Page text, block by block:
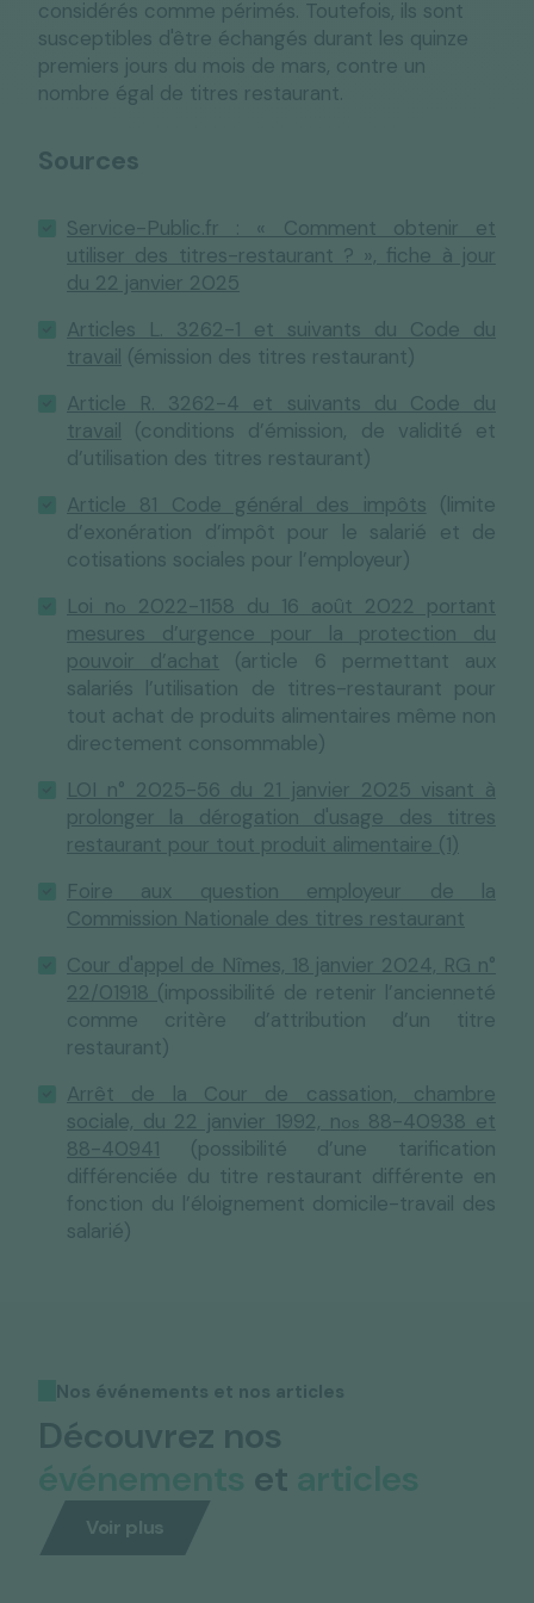
considérés comme périmés. Toutefois, ils sont
susceptibles d'être échangés durant les quinze
premiers jours du mois de mars, contre un
nombre égal de titres restaurant.
Sources
Service-Public.fr : « Comment obtenir et
utiliser des titres-restaurant ? », fiche à jour
du 22 janvier 2025
Articles L. 3262-1 et suivants du Code du
travail (émission des titres restaurant)
Article R. 3262-4 et suivants du Code du
travail (conditions d’émission, de validité et
d’utilisation des titres restaurant)
Article 81 Code général des impôts (limite
d’exonération d’impôt pour le salarié et de
cotisations sociales pour l’employeur)
Loi no
2022-1158 du 16 août 2022 portant
mesures d’urgence pour la protection du
pouvoir d’achat (article 6 permettant aux
salariés l’utilisation de titres-restaurant pour
tout achat de produits alimentaires même non
directement consommable)
LOI n° 2025-56 du 21 janvier 2025 visant à
prolonger la dérogation d'usage des titres
restaurant pour tout produit alimentaire (1)
Foire aux question employeur de la
Commission Nationale des titres restaurant
Cour d'appel de Nîmes, 18 janvier 2024, RG n°
22/01918 (impossibilité de retenir l’ancienneté
comme critère d’attribution d’un titre
restaurant)
Arrêt de la Cour de cassation, chambre
sociale, du 22 janvier 1992, nos
88-40938 et
88-40941 (possibilité d’une tarification
différenciée du titre restaurant différente en
fonction du l’éloignement domicile-travail des
salarié)
Nos événements et nos articles
Découvrez nos
et
Voir plus